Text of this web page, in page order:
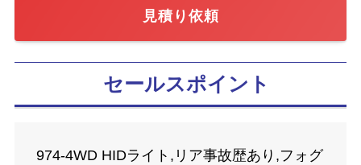
見積り依頼
セールスポイント
974-4WD HIDライト,リア事故歴あり,フォグ